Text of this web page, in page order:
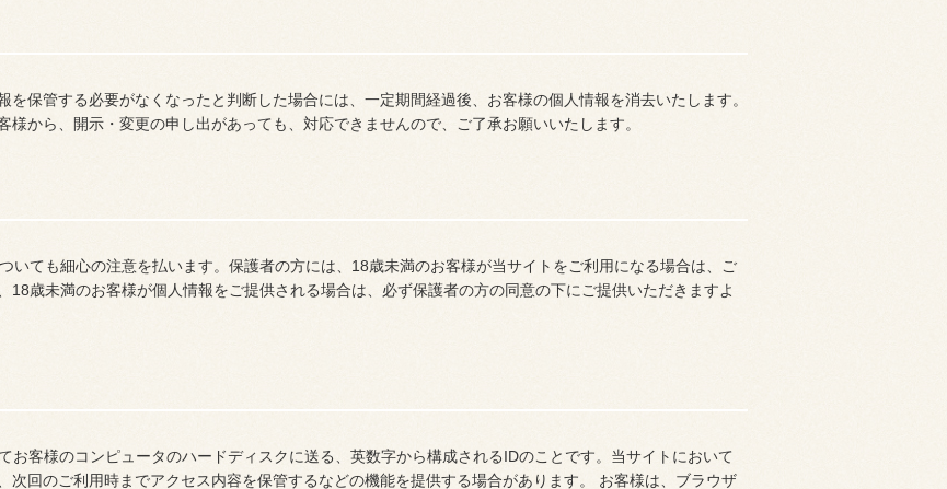
保管する必要がなくなったと判断した場合には、一定期間経過後、お客様の個人情報を消去いたします。
から、開示・変更の申し出があっても、対応できませんので、ご了承お願いいたします。
いても細心の注意を払います。保護者の方には、18歳未満のお客様が当サイトをご利用になる場合は、ご
18歳未満のお客様が個人情報をご提供される場合は、必ず保護者の方の同意の下にご提供いただきますよ
お客様のコンピュータのハードディスクに送る、英数字から構成されるIDのことです。当サイトにおいて
次回のご利用時までアクセス内容を保管するなどの機能を提供する場合があります。 お客様は、ブラウザ